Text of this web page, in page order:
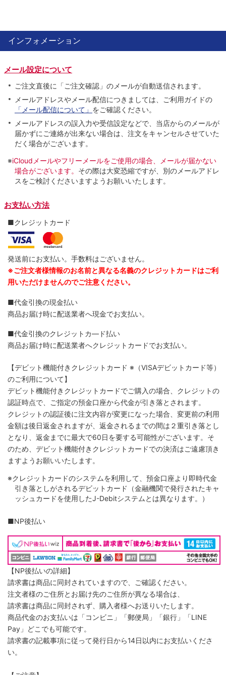
インフォメーション
メール設定について
ご注文直後に「ご注文確認」のメールが自動送信されます。
メールアドレスやメール配信につきましては、ご利用ガイドの
「メール配信について」 をご確認ください。
メールアドレスの誤入力や受信設定などで、当店からのメールが
届かずにご連絡が出来ない場合は、注文をキャンセルさせていた
だく場合がございます。
※iCloudメールやフリーメールをご使用の場合、メールが届かない
場合がございます。 その際は大変恐縮ですが、別のメールアドレ
スをご検討くださいますようお願いいたします。
お支払い方法
■クレジットカード
発送前にお支払い。手数料はございません。
※ご注文者様情報のお名前と異なる名義のクレジットカードはご利
用いただけませんのでご注意ください。
■代金引換の現金払い
商品お届け時に配送業者へ現金でお支払い。
■代金引換のクレジットカ―ド払い
商品お届け時に配送業者へクレジットカードでお支払い。
【デビット機能付きクレジットカード ※（VISAデビットカード等）
のご利用について】
デビット機能付きクレジットカードでご購入の場合、クレジットの
認証時点で、ご指定の預金口座から代金が引き落とされます。
クレジットの認証後に注文内容が変更になった場合、変更前の利用
金額は後日返金されますが、返金されるまでの間は２重引き落とし
となり、返金までに最大で60日を要する可能性がございます。そ
のため、デビット機能付きクレジットカードでの決済はご遠慮頂き
ますようお願いいたします。
※クレジットカードのシステムを利用して、預金口座より即時代金
引き落としがされるデビットカード（金融機関で発行されたキャ
ッシュカードを使用したJ-Debitシステムとは異なります。）
■NP後払い
【NP後払いの詳細】
請求書は商品に同封されていますので、ご確認ください。
注文者様のご住所とお届け先のご住所が異なる場合は、
請求書は商品に同封されず、購入者様へお送りいたします。
商品代金のお支払いは「コンビニ」「郵便局」「銀行」「LINE
Pay」どこでも可能です。
請求書の記載事項に従って発行日から14日以内にお支払いくださ
い。